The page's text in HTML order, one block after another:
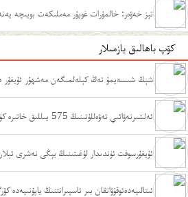
تېز خەۋەر: خالمۇرات غوپۇر مەملىكەت بويىچە
كۆپ باھالىق يازمىلار
شېڭ شىسەيمۇ تەڭ كېلەلمىگەن مەشھۇر ئۇيغۇر
. ئەلشىرنەۋائىي تەۋەللۇتىنىڭ 575 يىللىق خاتىرە كۈنىنى قۇتلۇقلايمىز
ﺋﯘﻳﻐﯘﺭﺳﻮﻓﺖ ﺋﯜﻧﺪﯨﺪﺍﺭ ﻟﯘﻏﯩﺘﯩﻨﯩﯔ ﻳﯧﯖﻰ ﻧﻪﺷﺮﻯ
ﺋﯩﺘﺎﻟﯩﻴﻪﺩﻩﺋﻮﻗﯘﯞﺍﺗﻘﺎﻥ ﺑﯩﺮ ﺋﺎﺳﭙﯩﺮﺍﻧﺘﻨﯩﯔ ﻳﺎﭘﯘﻧﯩﻴﻪﺩﻩ